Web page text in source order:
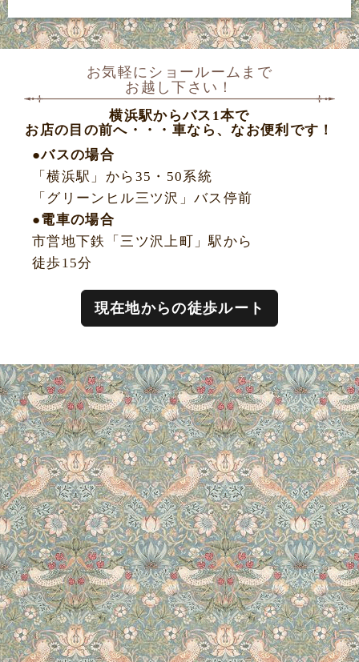
お気軽にショールームまで
お越し下さい！
横浜駅からバス1本で
お店の目の前へ・・・車なら、なお便利です！
●バスの場合
「横浜駅」から35・50系統
「グリーンヒル三ツ沢」バス停前
●電車の場合
市営地下鉄「三ツ沢上町」駅から
徒歩15分
現在地からの徒歩ルート